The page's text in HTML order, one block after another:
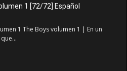
1 [72/72] Español
1 The Boys volumen 1 | En un